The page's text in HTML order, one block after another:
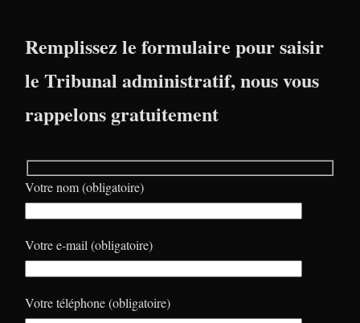
Remplissez le formulaire pour saisir
le Tribunal administratif, nous vous
rappelons gratuitement
Votre nom (obligatoire)
Votre e-mail (obligatoire)
Votre téléphone (obligatoire)